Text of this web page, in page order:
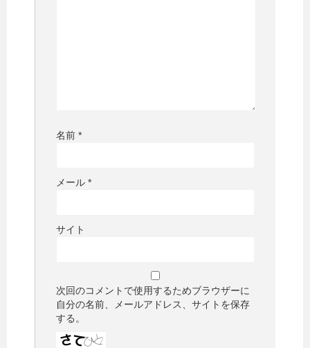
名前 *
メール *
サイト
次回のコメントで使用するためブラウザーに
自分の名前、メールアドレス、サイトを保存
する。